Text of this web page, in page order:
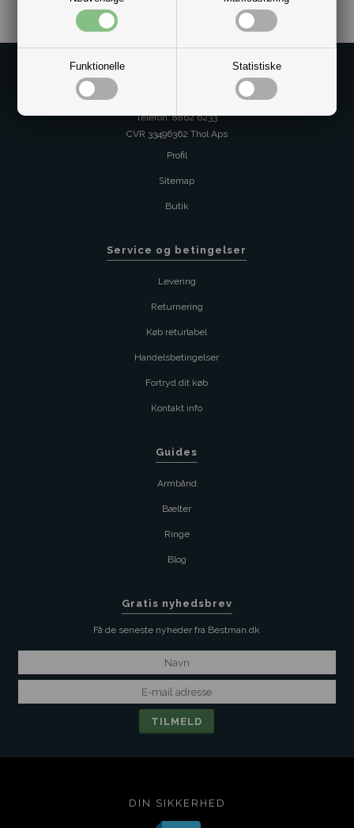
Funktionelle Statistiske
har altid et godt tilbud til dig. Husk vi leverer fra dag til dag.
Telefon: 8862 6233
CVR 33496362 Thol Aps
Profil
Sitemap
Butik
Service og betingelser
Levering
Returnering
Køb returlabel
Handelsbetingelser
Fortryd dit køb
Kontakt info
Guides
Armbånd
Bælter
Ringe
Blog
Gratis nyhedsbrev
Få de seneste nyheder fra Bestman.dk
DIN SIKKERHED